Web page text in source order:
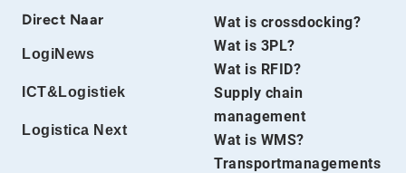
Direct Naar
LogiNews
ICT&Logistiek
Logistica Next
Wat is crossdocking?
Wat is 3PL?
Wat is RFID?
Supply chain
management
Wat is WMS?
Transportmanagements